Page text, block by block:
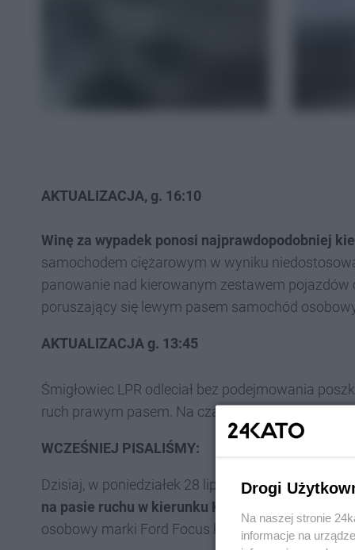
AKTUALIZACJA, g. 16:10
Winę za wypadek ponosi najprawdopodobniej
samochodem ciężarowym w wyniku
panowanie nad kierowanym zestawem
poruszający się lewym pasem samochód
AKTUALIZACJA g. 13:45
Śmigłowiec LPR odleciał bez podejmowania
ruch prawym pasem. Na czas podnoszenia
WCZEŚNIEJ PISALIŚMY:
Dzisiaj, w poniedziałek 28 lipca 2025 r. tuż przed
na pasie ruchu w kierunku Krakowa
osobowy marki Ford Focus kombi,
Drogi
Na naszej stronie
informacje na